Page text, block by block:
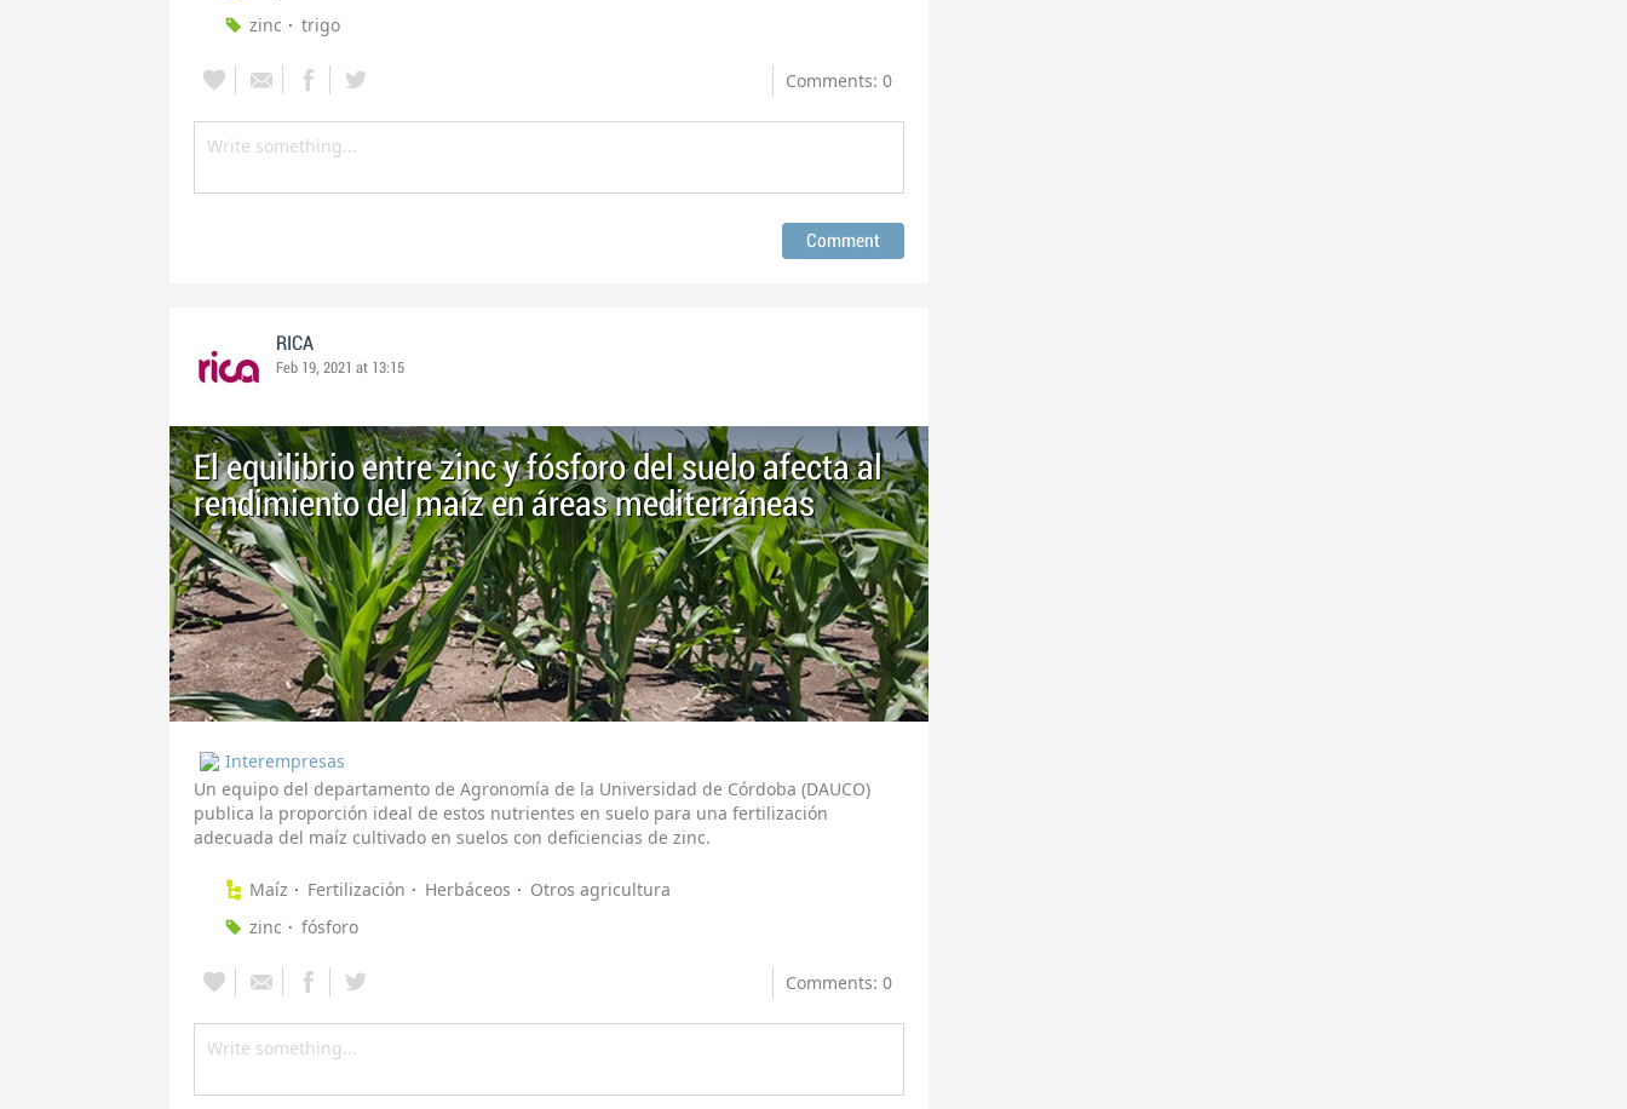
zinc
trigo
Comments: 0
RICA
Feb 19, 2021 at 13:15
El equilibrio entre zinc y fósforo del suelo afecta al
rendimiento del maíz en áreas mediterráneas
Interempresas
Un equipo del departamento de Agronomía de la Universidad de Córdoba (DAUCO)
publica la proporción ideal de estos nutrientes en suelo para una fertilización
adecuada del maíz cultivado en suelos con deficiencias de zinc.
Maíz Fertilización Herbáceos
Otros agricultura
zinc
fósforo
Comments: 0